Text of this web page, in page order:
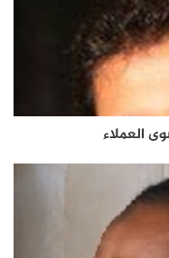
العملاء